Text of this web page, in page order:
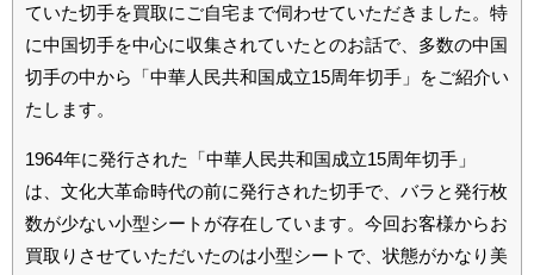
ていた切手を買取にご自宅まで伺わせていただきました。特
に中国切手を中心に収集されていたとのお話で、多数の中国
切手の中から「中華人民共和国成立15周年切手」をご紹介い
たします。
1964年に発行された「中華人民共和国成立15周年切手」
は、文化大革命時代の前に発行された切手で、バラと発行枚
数が少ない小型シートが存在しています。今回お客様からお
買取りさせていただいたのは小型シートで、状態がかなり美